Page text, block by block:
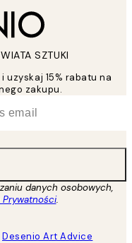
SZTUKI
uzyskaj 15% rabatu na
zakupu.
danych osobowych,
.
Desenio Art Advice